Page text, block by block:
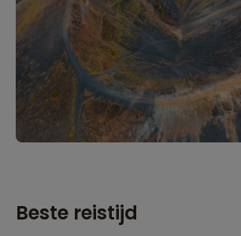
Beste reistijd